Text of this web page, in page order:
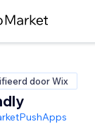
door Wix